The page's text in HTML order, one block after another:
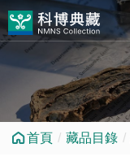
跳到中央內容區塊
首頁 藏品目錄